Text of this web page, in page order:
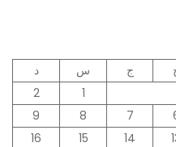
ج س
د
1
2
7
8
9
14
15
16